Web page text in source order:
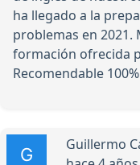
ha llegado a la
problemas en 2021.
formación ofrecida
Recomendable
Guillermo